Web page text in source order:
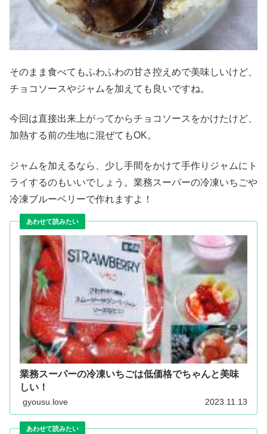
そのまま食べてもふわふわの甘さ控えめで美味しいけど、
チョコソースやジャムを加えても良いですね。
今回は直接出来上がってからチョコソースをかけたけど、
加熱する前の生地に混ぜてもOK。
ジャムを加えるなら、少し手間をかけて手作りジャムにト
ライするのもいいでしょう。業務スーパーの冷凍いちごや
冷凍ブルーベリーで作れますよ！
業務スーパーの冷凍いちごは低価格でちゃんと美味
しい！
gyousu.love 2023.11.13